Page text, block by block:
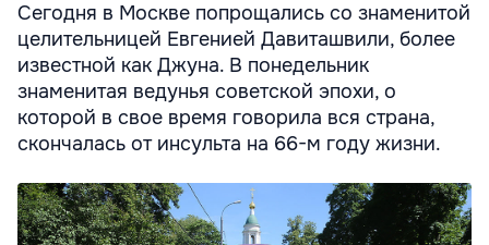
Сегодня в Москве попрощались со знаменитой
целительницей Евгенией Давиташвили, более
известной как Джуна. В понедельник
знаменитая ведунья советской эпохи, о
которой в свое время говорила вся страна,
скончалась от инсульта на 66-м году жизни.